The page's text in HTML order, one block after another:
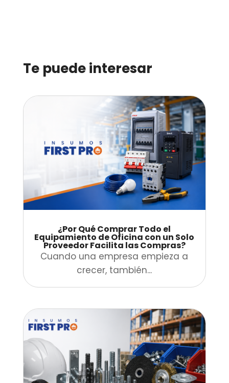
Te puede interesar
¿Por Qué Comprar Todo el
Equipamiento de Oficina con un Solo
Proveedor Facilita las Compras?
Cuando una empresa empieza a
crecer, también...